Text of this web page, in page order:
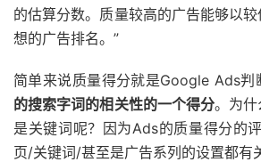
的估算分数。质量较高的广告能够以
想的广告排名。”
简单来说质量得分就是Google Ads判
的搜索字词的相关性的一个得分。为
是关键词呢？因为Ads的质量得分的
页/关键词/甚至是广告系列的设置都有